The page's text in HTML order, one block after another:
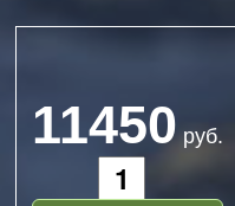
11450 руб.